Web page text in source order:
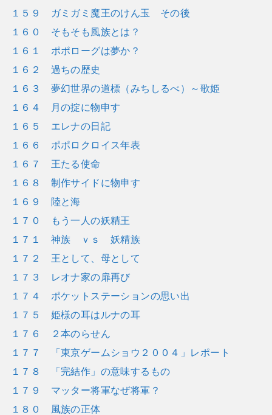
１５９ ガミガミ魔王のけん玉 その後
１６０ そもそも風族とは？
１６１ ポポローグは夢か？
１６２ 過ちの歴史
１６３ 夢幻世界の道標（みちしるべ）～歌姫
１６４ 月の掟に物申す
１６５ エレナの日記
１６６ ポポロクロイス年表
１６７ 王たる使命
１６８ 制作サイドに物申す
１６９ 陸と海
１７０ もう一人の妖精王
１７１ 神族 ｖｓ 妖精族
１７２ 王として、母として
１７３ レオナ家の扉再び
１７４ ポケットステーションの思い出
１７５ 姫様の耳はルナの耳
１７６ ２本のらせん
１７７ 「東京ゲームショウ２００４」レポート
１７８ 「完結作」の意味するもの
１７９ マッター将軍なぜ将軍？
１８０ 風族の正体